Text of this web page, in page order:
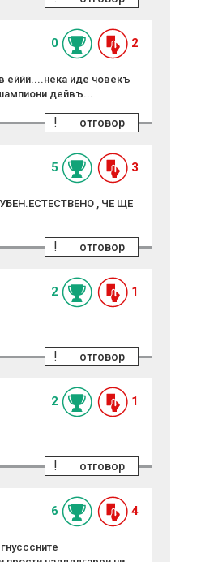
0 2
еййй....нека иде човекъ
дейвъ...
отговор
!
5 3
, ЧЕ ЩЕ
отговор
!
2 1
отговор
!
2 1
отговор
!
6 4